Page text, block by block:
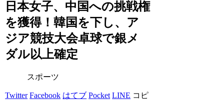
日本女子、中国への挑戦権
を獲得！韓国を下し、ア
ジア競技大会卓球で銀メ
ダル以上確定
スポーツ
Twitter Facebook はてブ Pocket LINE コピ